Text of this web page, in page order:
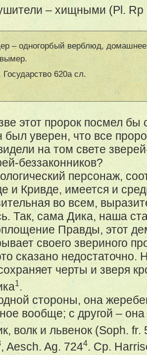
– хищными (Pl. Rp
– одногорбый верблюд,
вымер.
Государство 620а сл.
этот пророк посмел бы
был уверен, что все
на том свете
беззаконников?
персонаж,
и Кривде, имеется и
во всем,
Так, сама Дика, наша
Правды, этот
своего звериного
сказано недостаточно.
черты и зверя
1.
стороны, она
вообще; с другой –
волк и львенок (Soph. fr.
, Aesch. Ag. 7244. Cp.